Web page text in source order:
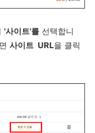
'사이트'를 선택합니
사이트 URL을 클릭